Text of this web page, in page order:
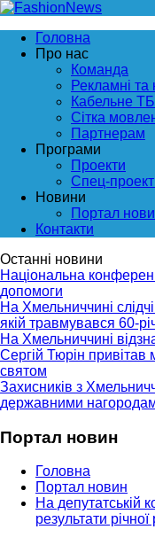
Головна
Про нас
Команда
Рекламні та
Кабельне ТБ
Сітка
Партнерам
Програми
Проекти
Спец-
Новини
Портал
Контакти
Останні новини
Національна
допомоги
На Хмельниччині
якій травмувався 60-
На Хмельниччині
Сергій Тюрін привітав
святом
Захисників з
державними
Портал новин
Головна
Портал новин
На депутатській
результати